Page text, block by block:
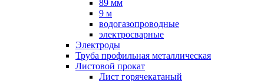
89 мм
9 м
водогазопроводные
электросварные
Электроды
Труба профильная металлическая
Листовой прокат
Лист горячекатаный